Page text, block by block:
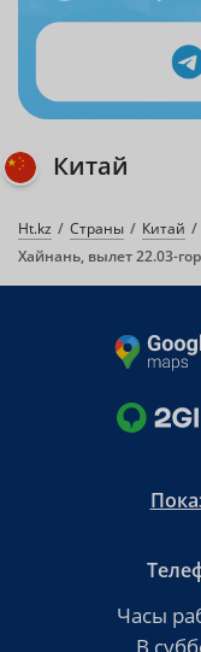
Китай
Ht.kz Страны Китай
Хайнань, вылет 22.03-
Часы